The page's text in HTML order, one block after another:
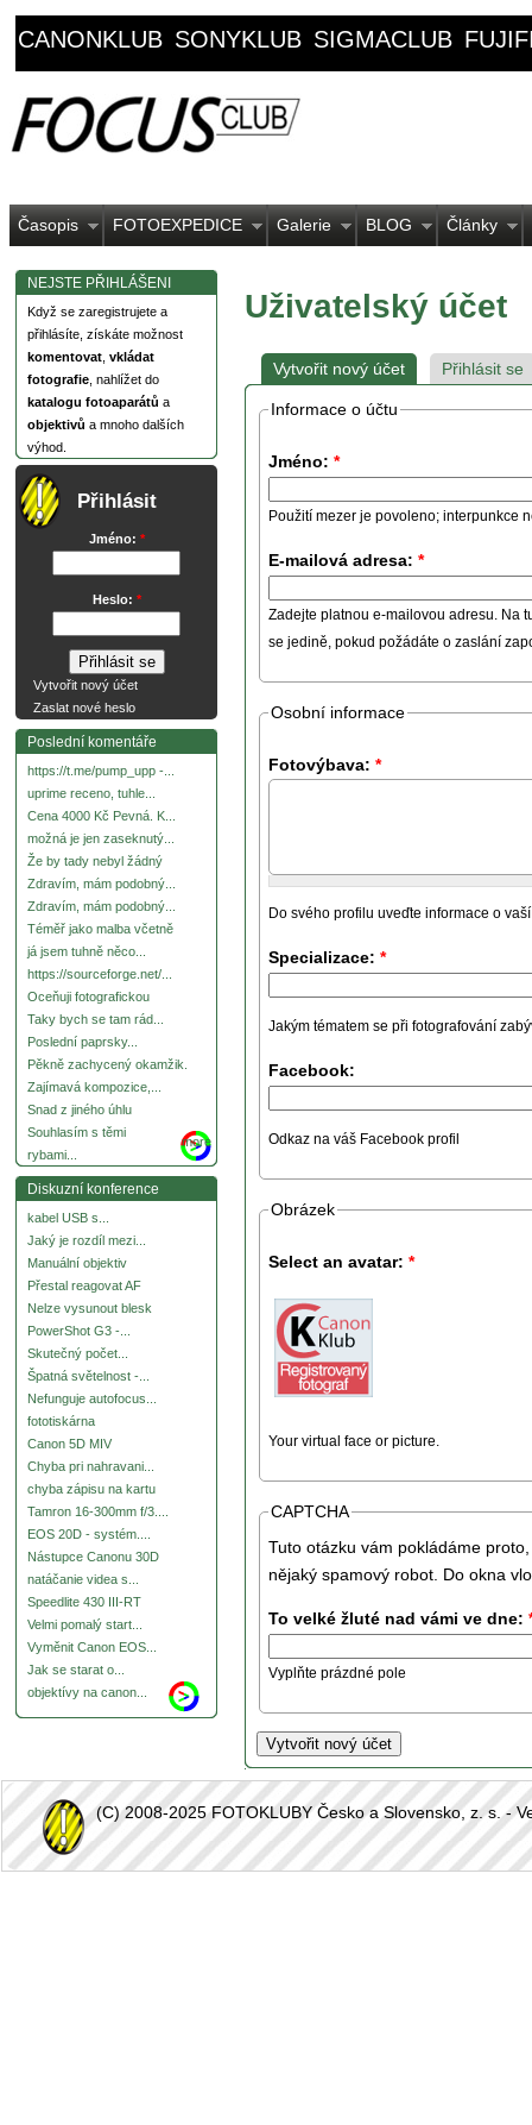
CANONKLUB SONYKLUB SIGMACLUB
Časopis FOTOEXPEDICE Galerie BLOG Články
NEJSTE PŘIHLÁŠENI
Když se zaregistrujete a
přihlásíte, získáte možnost
komentovat vkládat
fotografie , nahlížet do
katalogu fotoaparátů a
objektivů a mnoho dalších
výhod.
Přihlásit
Jméno: *
Heslo: *
Vytvořit nový účet
Zaslat nové heslo
Poslední komentáře
https://t.me/pump_upp -...
uprime receno, tuhle...
Cena 4000 Kč Pevná. K...
možná je jen zaseknutý...
Že by tady nebyl žádný
Zdravím, mám podobný...
Zdravím, mám podobný...
Téměř jako malba včetně
já jsem tuhně něco...
https://sourceforge.net/...
Oceňuji fotografickou
Taky bych se tam rád...
Poslední paprsky...
Pěkně zachycený okamžik.
Zajímavá kompozice,...
Snad z jiného úhlu
Souhlasím s těmi
rybami...
more
Diskuzní konference
kabel USB s...
Jaký je rozdíl mezi...
Manuální objektiv
Přestal reagovat AF
Nelze vysunout blesk
PowerShot G3 -...
Skutečný počet...
Špatná světelnost -...
Nefunguje autofocus...
fototiskárna
Canon 5D MIV
Chyba pri nahravani...
chyba zápisu na kartu
Tamron 16-300mm f/3....
EOS 20D - systém....
Nástupce Canonu 30D
natáčanie videa s...
Speedlite 430 III-RT
Velmi pomalý start...
Vyměnit Canon EOS...
Jak se starat o...
objektívy na canon...
Uživatelský účet
Vytvořit nový účet Přihlásit se
Informace o účtu
Jméno: *
Použití mezer je povoleno; interpunkce
E-mailová adresa: *
Zadejte platnou e-mailovou adresu. Na
se jedině, pokud požádáte o zaslání
Osobní informace
Fotovýbava: *
Do svého profilu uveďte informace o
Specializace: *
Jakým tématem se při fotografování
Facebook:
Odkaz na váš Facebook profil
Obrázek
Select an avatar: *
Your virtual face or picture.
CAPTCHA
Tuto otázku vám pokládáme
nějaký spamový robot. Do okna
To velké žluté nad vámi ve dne:
Vyplňte prázdné pole
(C) 2008-2025 FOTOKLUBY Česko a Slovensko, z. s. -